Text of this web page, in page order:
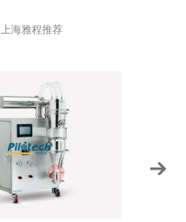
上海雅程推荐